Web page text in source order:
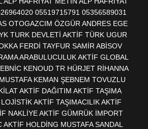
05519715791 05356589031
OTOGAZCIM ÖZGÜR ANDRES EGE
TURK DEVLETİ AKTİF TÜRK UGUR
FERDİ TAYFUR SAMİR ABİSOV
ARABULUCULUK AKTİF GLOBAL
KENOUD TR HÜRJET RİHANNA
KEMAN ŞEBNEM TOVUZLU
AKTİF DAĞITIM AKTİF TAŞIMA
AKTİF TAŞIMACILIK AKTİF
NAKLİYE AKTİF GÜMRÜK İMPORT
AKTİF HOLDİNG MUSTAFA SANDAL